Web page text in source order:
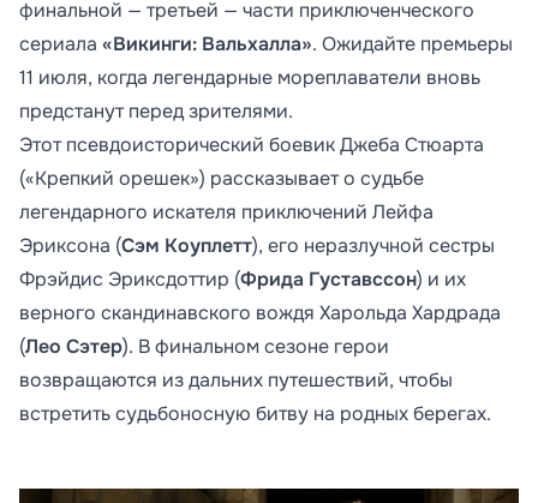
финальной — третьей — части приключенческого
сериала «Викинги: Вальхалла». Ожидайте премьеры
11 июля, когда легендарные мореплаватели вновь
предстанут перед зрителями.
Этот псевдоисторический боевик Джеба Стюарта
(«Крепкий орешек») рассказывает о судьбе
легендарного искателя приключений Лейфа
Эриксона (Сэм Коуплетт), его неразлучной сестры
Фрэйдиc Эриксдоттир (Фрида Густавссон) и их
верного скандинавского вождя Харольда Хардрада
(Лео Сэтер). В финальном сезоне герои
возвращаются из дальних путешествий, чтобы
встретить судьбоносную битву на родных берегах.